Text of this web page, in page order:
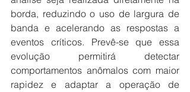
borda, reduzindo o uso de largura de
banda e acelerando as respostas a
eventos críticos. Prevê-se que essa
evolução permitirá detectar
comportamentos anômalos com maior
rapidez e adaptar a operação de